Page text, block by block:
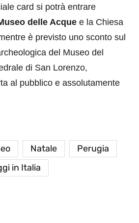
card si potrà entrare
delle Acque e la Chiesa
è previsto uno sconto sul
del Museo del
di San Lorenzo,
al pubblico e assolutamente
Natale
Perugia
in Italia